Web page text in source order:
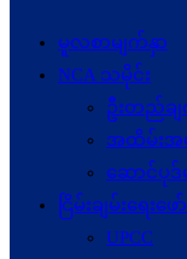
မူလစာမျက်နှာ
NCA သမိုင်း
ဦးတည်ခ
အထိမ်းအ
ဆောင်ပုဒ်မ
ငြိမ်းချမ်းရေးဖ
UPCC